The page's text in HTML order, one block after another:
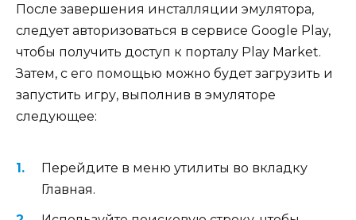
После завершения инсталляции эмулятора,
следует авторизоваться в сервисе Google Play,
чтобы получить доступ к порталу Play Market.
Затем, с его помощью можно будет загрузить и
запустить игру, выполнив в эмуляторе
следующее:
Перейдите в меню утилиты во вкладку
Главная.